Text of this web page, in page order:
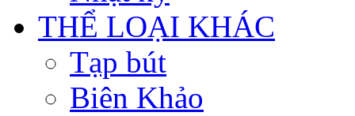
THỂ LOẠI KHÁC
Tạp bút
Biên Khảo